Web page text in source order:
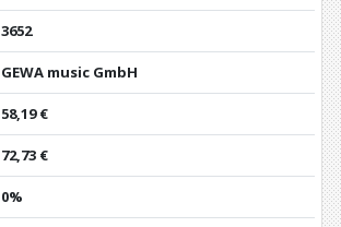
3652
GEWA music GmbH
58,19 €
72,73 €
0%